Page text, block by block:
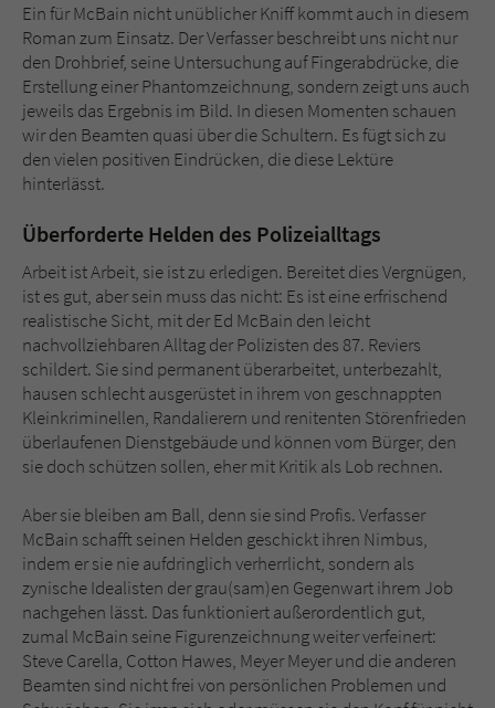
Ein für McBain nicht unüblicher Kniff kommt auch in diesem
Roman zum Einsatz. Der Verfasser beschreibt uns nicht nur
den Drohbrief, seine Untersuchung auf Fingerabdrücke, die
Erstellung einer Phantomzeichnung, sondern zeigt uns auch
jeweils das Ergebnis im Bild. In diesen Momenten schauen
wir den Beamten quasi über die Schultern. Es fügt sich zu
den vielen positiven Eindrücken, die diese Lektüre
hinterlässt.
Überforderte Helden des Polizeialltags
Arbeit ist Arbeit, sie ist zu erledigen. Bereitet dies Vergnügen,
ist es gut, aber sein muss das nicht: Es ist eine erfrischend
realistische Sicht, mit der Ed McBain den leicht
nachvollziehbaren Alltag der Polizisten des 87. Reviers
schildert. Sie sind permanent überarbeitet, unterbezahlt,
hausen schlecht ausgerüstet in ihrem von geschnappten
Kleinkriminellen, Randalierern und renitenten Störenfrieden
überlaufenen Dienstgebäude und können vom Bürger, den
sie doch schützen sollen, eher mit Kritik als Lob rechnen.
Aber sie bleiben am Ball, denn sie sind Profis. Verfasser
McBain schafft seinen Helden geschickt ihren Nimbus,
indem er sie nie aufdringlich verherrlicht, sondern als
zynische Idealisten der grau(sam)en Gegenwart ihrem Job
nachgehen lässt. Das funktioniert außerordentlich gut,
zumal McBain seine Figurenzeichnung weiter verfeinert:
Steve Carella, Cotton Hawes, Meyer Meyer und die anderen
Beamten sind nicht frei von persönlichen Problemen und